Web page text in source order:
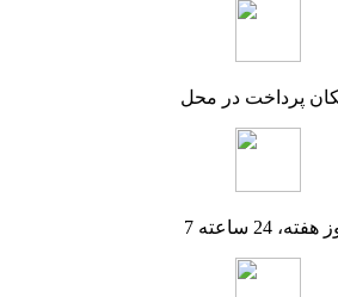
پرداخت در محل
هفته، 24 ساعته